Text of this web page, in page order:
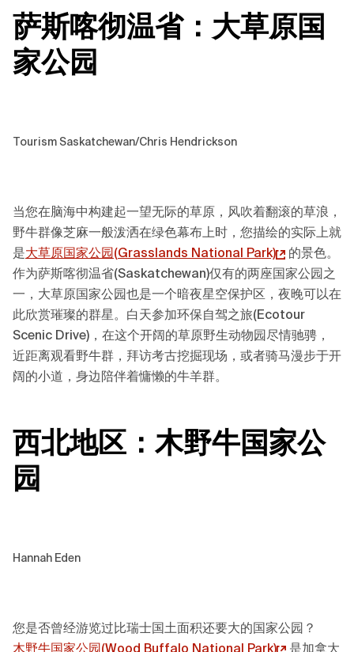
萨斯喀彻温省： 大草原国
家公园
Tourism Saskatchewan/Chris Hendrickson
当您在脑海中构建起一望无际的草原，风吹着翻滚的草浪，
野牛群像芝麻一般泼洒在绿色幕布上时，您描绘的实际上就
是大草原国家公园(Grasslands National Park)
的景色。
作为萨斯喀彻温省(Saskatchewan)仅有的两座国家公园之
一，大草原国家公园也是一个暗夜星空保护区，夜晚可以在
此欣赏璀璨的群星。白天参加环保自驾之旅(Ecotour
Scenic Drive)，在这个开阔的草原野生动物园尽情驰骋，
近距离观看野牛群，拜访考古挖掘现场，或者骑马漫步于开
阔的小道，身边陪伴着慵懒的牛羊群。
西北地区：木野牛国家公
园
Hannah Eden
您是否曾经游览过比瑞士国土面积还要大的国家公园？